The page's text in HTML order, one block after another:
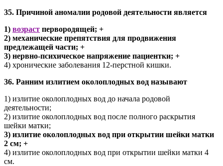
35. Причиной аномалии родовой деятельности является
1) возраст первородящей; +
2) механические препятствия для продвижения
предлежащей части; +
3) нервно-психическое напряжение пациентки; +
4) хронические заболевания 12-перстной кишки.
36. Ранним излитием околоплодных вод называют
1) излитие околоплодных вод до начала родовой
деятельности;
2) излитие околоплодных вод после полного раскрытия
шейки матки;
3) излитие околоплодных вод при открытии шейки матки
2 см; +
4) излитие околоплодных вод при открытии шейки матки 4
см.